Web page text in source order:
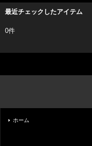
最近チェックしたアイテム
0件
ホーム